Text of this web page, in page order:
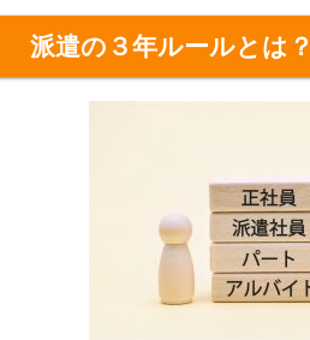
派遣の３年ルールとは？